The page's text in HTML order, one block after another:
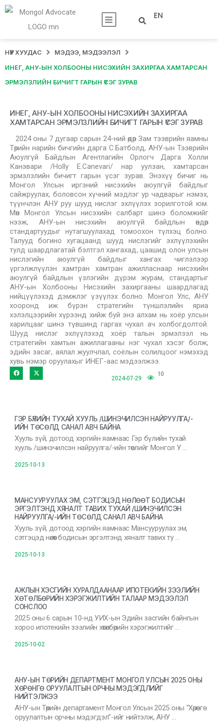
EN
НҮҮР ХУУДАС МЭДЭЭ, МЭДЭЭЛЭЛ
ИНЕГ, АНУ-ЫН ХОЛБООНЫ НИСЭХИЙН ЗАХИРГАА ХАМТАРСАН
ЭРМЭЛЗЛИЙН БИЧИГТ ГАРЫН ҮСЭГ ЗУРАВ
ИНЕГ, АНУ-ЫН ХОЛБООНЫ НИСЭХИЙН ЗАХИРГАА
ХАМТАРСАН ЭРМЭЛЗЛИЙН БИЧИГТ ГАРЫН ҮСЭГ ЗУРАВ
2024 оны 7 дугаар сарын 24-ний өдөр Зам тээврийн яамны
Төрийн нарийн бичгийн дарга С.Батболд, АНУ-ын Тээврийн
Аюулгүй Байдлын Агентлагийн Орлогч Дарга Холли
Канэвари /Holly E.Canevari/ нар уулзан, хамтарсан
эрмэлзлийн бичигт гарын үсэг зурав. Энэхүү бичиг нь
Монгол Улсын иргэний нисэхийн аюулгүй байдлыг
сайжруулах, боловсон хүчний мэдлэг ур чадварыг нэмэх,
түүнчлэн АНУ руу шууд нислэг эхлүүлэх зорилготой юм.
Мөн Монгол Улсын нисэхийн салбарт шинэ боломжийг
нээж, АНУ-ын нисэхийн аюулгүй байдлын өндөр
стандартуудыг нутагшуулахад томоохон түлхэц болно.
Талууд богино хугацаанд шууд нислэгийг эхлүүлэхийн
тулд шаардлагатай бэлтгэл хангахад, цаашид олон улсын
нислэгийн аюулгүй байдлыг хангах чиглэлээр
үргэлжлүүлэн хамтран хамтран ажилласнаар нисэхийн
аюулгүй байдлын үзлэгийн дүрэм журам, стандартыг
АНУ-ын Холбооны Нисэхийн захиргааны шаардлагад
нийцүүлэхэд дэмжлэг үзүүлэх болно. Монгол Улс, АНУ
хооронд иж бүрэн стратегийн түншлэлийн яриа
хэлэлцээрийн хүрээнд хийж буй энэ алхам нь хоёр улсын
харилцааг шинэ түвшинд гаргах чухал ач холбогдолтой.
Шууд нислэг эхлүүлэхэд хоёр талын эрмэлзэл нь
стратегийн хамтын ажиллагааны нэг чухал хэсэг болж,
эдийн засаг, аялал жуулчлал, соёлын солилцоог нэмэхэд
хувь нэмэр оруулахыг ИНЕГ-аас мэдээлжээ.
2024-07-29
10
ГЭР БҮЛИЙН ТУХАЙ ХУУЛЬ /ШИНЭЧИЛСЭН НАЙРУУЛГА/-
ИЙН ТӨСӨЛД САНАЛ АВЧ БАЙНА
Хууль зүй, дотоод хэргийн яамнаас Гэр бүлийн тухай
хууль /шинэчилсэн найруулга/-ийн төслийг Монгол У …
2025-10-13
МАНСУУРУУЛАХ ЭМ, СЭТГЭЦЭД НӨЛӨӨТ БОДИСЫН
ЭРГЭЛТЭНД ХЯНАЛТ ТАВИХ ТУХАЙ /ШИНЭЧИЛСЭН
НАЙРУУЛГА/-ИЙН ТӨСӨЛД САНАЛ АВЧ БАЙНА
Хууль зүй, дотоод хэргийн яамнаас Мансууруулах эм,
сэтгэцэд нөлөөт бодисын эргэлтэнд хяналт тавих ту …
2025-10-13
АЖЛЫН ХЭСГИЙН ХУРАЛДААНААР ИПОТЕКИЙН ЗЭЭЛИЙН
ХӨТӨЛБӨРИЙН ХЭРЭГЖИЛТИЙН ТАЛААР МЭДЭЭЛЭЛ
СОНСЛОО
2025 оны 6 сарын 10-нд УИХ-ын Эдийн засгийн байнгын
хороо ипотекийн зээлийн хөтөлбөрийн хэрэгжилтийг …
2025-10-02
АНУ-ЫН ТӨРИЙН ДЕПАРТМЕНТ МОНГОЛ УЛСЫН 2025 ОНЫ
ХӨРӨНГӨ ОРУУЛАЛТЫН ОРЧНЫ МЭДЭГДЛИЙГ
НИЙТЭЛЖЭЭ
АНУ-ын Төрийн департамент Монгол Улсын 2025 оны “Хөрөнгө
оруулалтын орчны мэдэгдэл”-ийг нийтэлж, АНУ …